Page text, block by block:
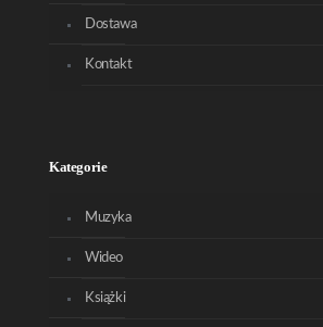
Dostawa
Kontakt
Kategorie
Muzyka
Wideo
Książki